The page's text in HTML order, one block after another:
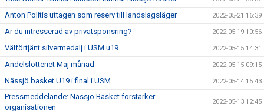
Anton Politis uttagen som reserv till landslagsläger 2022-05-21 16:39
Är du intresserad av privatsponsring? 2022-05-19 10:56
Välförtjänt silvermedalj i USM u19 2022-05-15 14:31
Andelslotteriet Maj månad 2022-05-15 09:15
Nässjö basket U19 i final i USM 2022-05-14 15:43
Pressmeddelande: Nässjö Basket förstärker
organisationen
2022-05-13 12:45